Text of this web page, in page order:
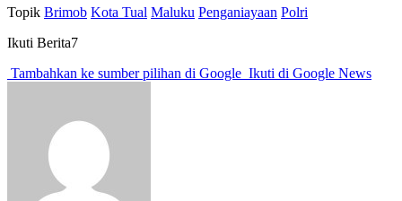
Topik Brimob Kota Tual Maluku Penganiayaan Polri
Ikuti Berita7
Tambahkan ke sumber pilihan di Google Ikuti di Google News